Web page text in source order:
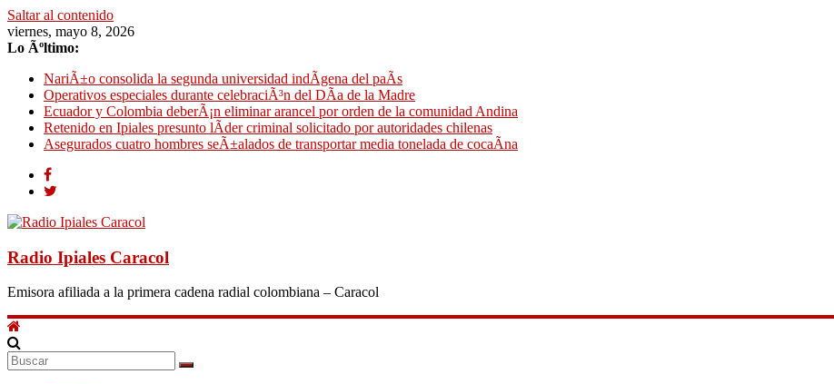
Saltar al contenido
viernes, mayo 8, 2026
Lo Ãºltimo:
NariÃ±o consolida la segunda universidad indÃ­gena del paÃ­s
Operativos especiales durante celebraciÃ³n del DÃ­a de la Madre
Ecuador y Colombia deberÃ¡n eliminar arancel por orden de la comunidad Andina
Retenido en Ipiales presunto lÃ­der criminal solicitado por autoridades chilenas
Asegurados cuatro hombres seÃ±alados de transportar media tonelada de cocaÃ­na
Radio Ipiales Caracol
Emisora afiliada a la primera cadena radial colombiana – Caracol